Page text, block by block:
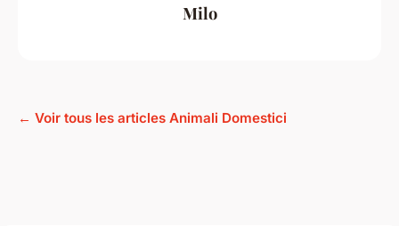
Milo
← Voir tous les articles Animali Domestici